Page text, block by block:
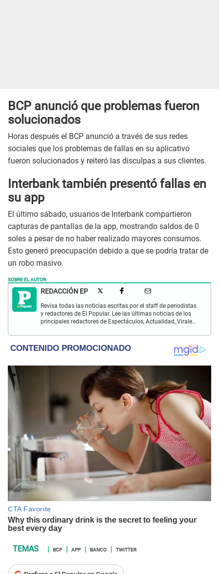
BCP anunció que problemas fueron
solucionados
Horas después el BCP anunció a través de sus redes
sociales que los problemas de fallas en su aplicativo
fueron solucionados y reiteró las disculpas a sus clientes.
Interbank también presentó fallas en
su app
El último sábado, usuarios de Interbank compartieron
capturas de pantallas de la app, mostrando saldos de 0
soles a pesar de no haber realizado mayores consumos.
Esto generó preocupación debido a que se podría tratar de
un robo masivo.
SOBRE EL AUTOR:
REDACCIÓN EP
Revisa todas las noticias escritas por el staff de periodistas
y redactores de El Popular. Lee las últimas noticias de los
principales redactores de Espectáculos, Actualidad, Virales,
BCP APP BANCO TWITTER